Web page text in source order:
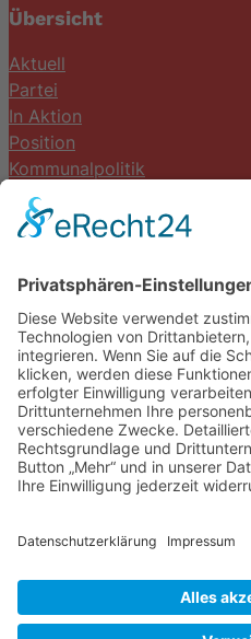
Übersicht
Aktuell
Partei
In Aktion
Position
Kommunalpolitik
Termine
DIE LINKE. Schwalm-Eder
Steingasse 5
34613 Schwalmstadt
Tel.06691 8077899
info@die-linke-schwalm-
Gesetzliches
Impressum
Cookie-Einstellungen